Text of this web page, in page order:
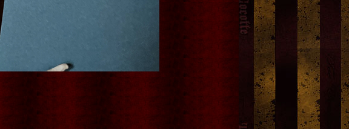
美男におわす
no.18 ワンダーランド
ーカップ お猪口にも